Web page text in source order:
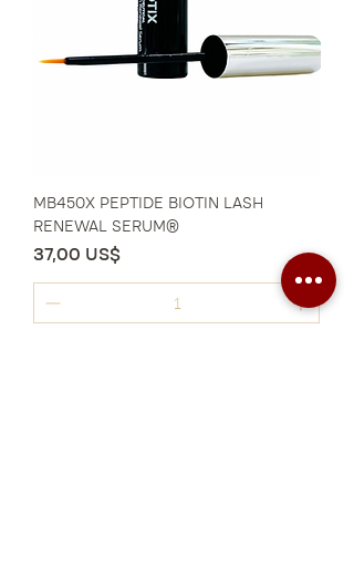
MB450X PEPTIDE BIOTIN LASH
RENEWAL SERUM®
Precio
37,00 US$